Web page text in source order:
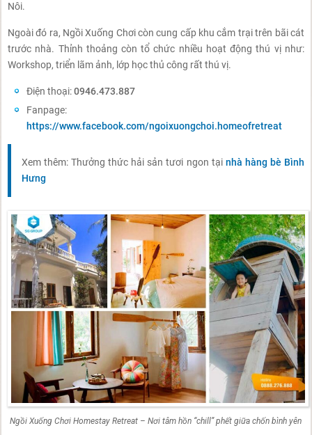
Nôi.
Ngoài đó ra, Ngồi Xuống Chơi còn cung cấp khu cắm trại trên bãi cát
trước nhà. Thỉnh thoảng còn tổ chức nhiều hoạt động thú vị như:
Workshop, triển lãm ảnh, lớp học thủ công rất thú vị.
Điện thoại:0946.473.887
Fanpage:
https://www.facebook.com/ngoixuongchoi.homeofretreat
Xem thêm: Thưởng thức hải sản tươi ngon tại nhà hàng bè Bình
Hưng
Ngồi Xuống Chơi Homestay Retreat – Nơi tâm hồn “chill” phết giữa chốn bình yên